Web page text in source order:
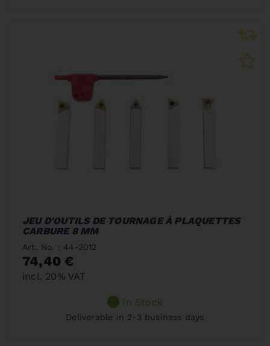
JEU D'OUTILS DE TOURNAGE À PLAQUETTES
CARBURE 8 MM
Art. No. : 44-2012
74,40 €
incl. 20% VAT
In Stock
Deliverable in 2-3 business days